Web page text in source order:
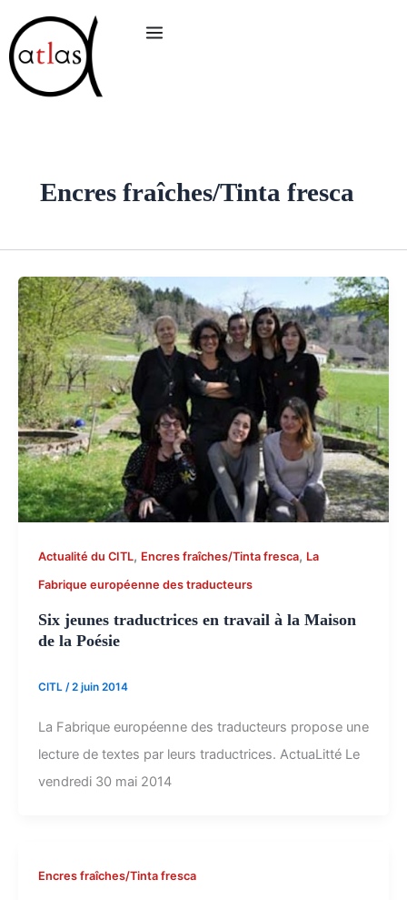
au
contenu
Encres fraîches/Tinta fresca
Actualité du CITL, Encres fraîches/Tinta fresca, La
Fabrique européenne des traducteurs
Six jeunes traductrices en travail à la Maison
de la Poésie
CITL /2 juin 2014
La Fabrique européenne des traducteurs propose une
lecture de textes par leurs traductrices. ActuaLitté Le
vendredi 30 mai 2014
Encres fraîches/Tinta fresca